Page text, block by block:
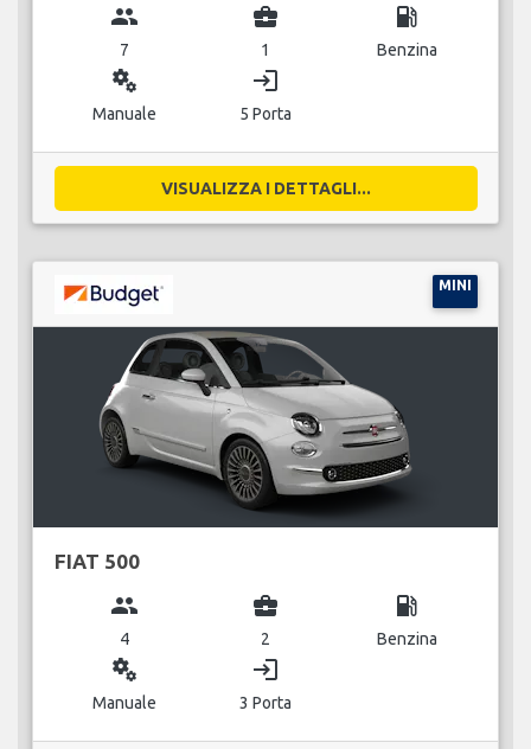
group
7
business_center
1
local_gas_station
Benzina
miscellaneous_services
Manuale
login
5 Porta
VISUALIZZA I DETTAGLI...
MINI
FIAT 500
group
4
business_center
2
local_gas_station
Benzina
miscellaneous_services
Manuale
login
3 Porta